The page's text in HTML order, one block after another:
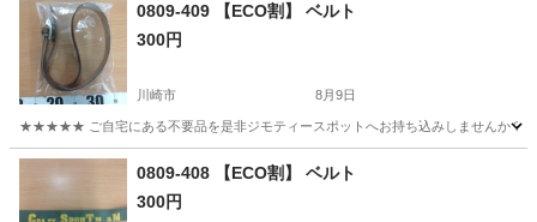
0809-409 【ECO割】 ベルト
300円
川崎市 8月9日
★★★★★ ご自宅にある不要品を是非ジモティースポットへお持ち込みしませんか？
神奈川 川崎市 0809-408 【ECO割】 ベルト
300円